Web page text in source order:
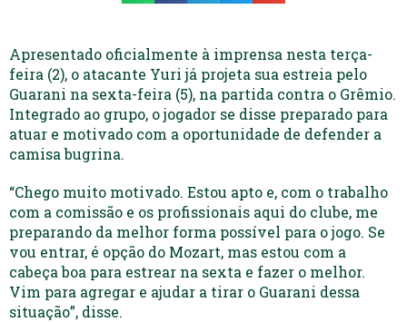
Apresentado oficialmente à imprensa nesta terça-
feira (2), o atacante Yuri já projeta sua estreia pelo
Guarani na sexta-feira (5), na partida contra o Grêmio.
Integrado ao grupo, o jogador se disse preparado para
atuar e motivado com a oportunidade de defender a
camisa bugrina.
“Chego muito motivado. Estou apto e, com o trabalho
com a comissão e os profissionais aqui do clube, me
preparando da melhor forma possível para o jogo. Se
vou entrar, é opção do Mozart, mas estou com a
cabeça boa para estrear na sexta e fazer o melhor.
Vim para agregar e ajudar a tirar o Guarani dessa
situação”, disse.